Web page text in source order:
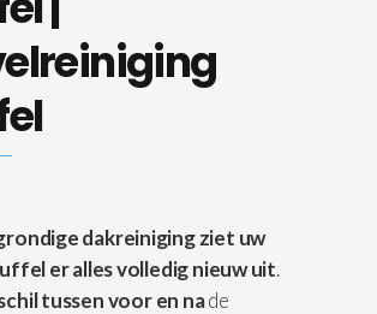
dakreiniging ziet uw
er alles volledig nieuw uit.
tussen voor en nade